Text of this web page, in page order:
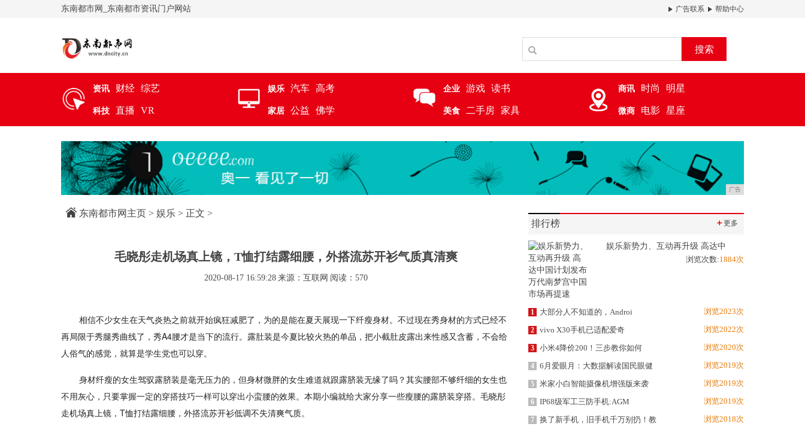
东南都市网_东南都市资讯门户网站 广告联系 帮助中心
搜索
资讯 财经 综艺
科技 直播 VR
娱乐 汽车 高考
家居 公益 佛学
企业 游戏 读书
美食 二手房 家具
商讯 时尚 明星
微商 电影 星座
广告
东南都市网主页 > 娱乐 > 正文 >
毛晓彤走机场真上镜，T恤打结露细腰，外搭流苏开衫气质真清爽
2020-08-17 16:59:28 来源：互联网 阅读：570
相信不少女生在天气炎热之前就开始疯狂减肥了，为的是能在夏天展现一下纤瘦身材。不过现在秀身材的方式已经不
再局限于秀腿秀曲线了，秀A4腰才是当下的流行。露肚装是今夏比较火热的单品，把小截肚皮露出来性感又含蓄，不会给
人俗气的感觉，就算是学生党也可以穿。
身材纤瘦的女生驾驭露脐装是毫无压力的，但身材微胖的女生难道就跟露脐装无缘了吗？其实腰部不够纤细的女生也
不用灰心，只要掌握一定的穿搭技巧一样可以穿出小蛮腰的效果。本期小编就给大家分享一些瘦腰的露脐装穿搭。毛晓彤
走机场真上镜，T恤打结露细腰，外搭流苏开衫低调不失清爽气质。
排行榜 ＋更多
娱乐新势力、互动再升级 高达中
浏览次数:1884次
1 大部分人不知道的，Androi 浏览2023次
2 vivo X30手机已适配爱奇 浏览2022次
3 小米4降价200！三步教你如何 浏览2020次
4 6月爱眼月：大数据解读国民眼健 浏览2019次
5 米家小白智能摄像机增强版来袭 浏览2019次
6 IP68级军工三防手机:AGM 浏览2019次
7 换了新手机，旧手机千万别扔！教 浏览2018次